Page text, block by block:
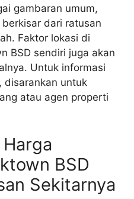
gambaran umum,
dari ratusan
Faktor lokasi di
BSD sendiri juga akan
Untuk informasi
disarankan untuk
atau agen properti
BSD
Sekitarnya